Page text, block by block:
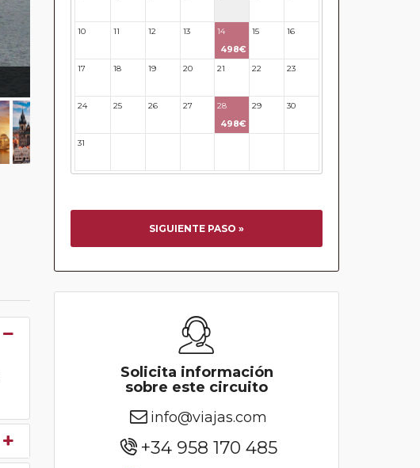
10 11 12 13 14
498€
15 16
17 18 19 20 21 22 23
24 25 26 27 28
498€
29 30
31
SIGUIENTE PASO »
Solicita información
sobre este circuito
info@viajas.com
+34 958 170 485